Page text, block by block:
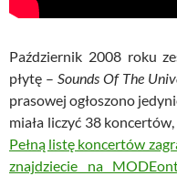
Październik 2008 roku
płytę – Sounds Of The
prasowej ogłoszono
miała liczyć 38
Pełną listę koncertów
znajdziecie na